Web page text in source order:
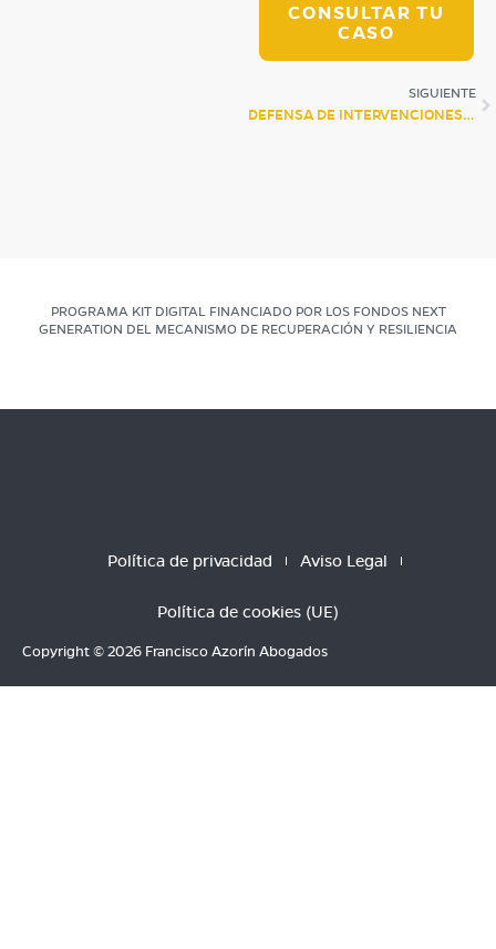
CONSULTAR TU
CASO
SIGUIENTE
DEFENSA DE INTERVENCIONES EN RETIROS DE PLANTAS AYAHUASCA
PROGRAMA KIT DIGITAL FINANCIADO POR LOS FONDOS NEXT
GENERATION DEL MECANISMO DE RECUPERACIÓN Y RESILIENCIA
Política de privacidad Aviso Legal
Política de cookies (UE)
Copyright © 2026 Francisco Azorín Abogados